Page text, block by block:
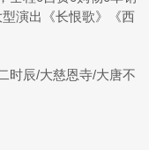
演出《长恨歌》《西
时辰/大慈恩寺/大唐不